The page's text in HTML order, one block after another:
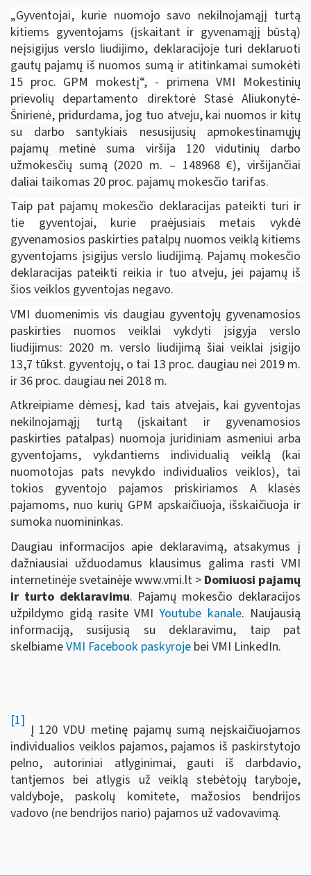
„Gyventojai, kurie nuomojo savo nekilnojamąjį turtą
kitiems gyventojams (įskaitant ir gyvenamąjį būstą)
neįsigijus verslo liudijimo, deklaracijoje turi deklaruoti
gautų pajamų iš nuomos sumą ir atitinkamai sumokėti
15 proc. GPM mokestį“, - primenaVMI Mokestinių
prievolių departamento direktorė Stasė Aliukonytė-
Šnirienė, pridurdama, jog tuo atveju, kai nuomos ir kitų
su darbo santykiais nesusijusių apmokestinamųjų
pajamų metinė suma viršija 120 vidutinių darbo
užmokesčių sumą (2020 m. – 148968 €), viršijančiai
daliai taikomas 20 proc. pajamų mokesčio tarifas.
Taip pat pajamų mokesčio deklaracijas pateikti turi ir
tie gyventojai, kurie praėjusiais metais vykdė
gyvenamosios paskirties patalpų nuomos veiklą kitiems
gyventojams įsigijus verslo liudijimą. Pajamų mokesčio
deklaracijas pateikti reikia ir tuo atveju, jei pajamų iš
šios veiklos gyventojas negavo.
VMI duomenimis vis daugiau gyventojų gyvenamosios
paskirties nuomos veiklai vykdyti įsigyja verslo
liudijimus: 2020 m. verslo liudijimą šiai veiklai įsigijo
13,7 tūkst. gyventojų, o tai 13 proc. daugiau nei 2019 m.
ir 36 proc. daugiau nei 2018 m.
Atkreipiame dėmesį, kad tais atvejais, kai gyventojas
nekilnojamąjį turtą (įskaitant ir gyvenamosios
paskirties patalpas) nuomoja juridiniam asmeniui arba
gyventojams, vykdantiems individualią veiklą (kai
nuomotojas pats nevykdo individualios veiklos), tai
tokios gyventojo pajamos priskiriamos A klasės
pajamoms, nuo kurių GPM apskaičiuoja, išskaičiuoja ir
sumoka nuomininkas.
Daugiau informacijos apie deklaravimą, atsakymus į
dažniausiai užduodamus klausimus galima rasti VMI
internetinėje svetainėje www.vmi.lt > Domiuosi pajamų
ir turto deklaravimu. Pajamų mokesčio deklaracijos
užpildymo gidą rasite VMIYoutube kanale. Naujausią
informaciją, susijusią su deklaravimu, taip pat
skelbiameVMI Facebook paskyroje bei VMI LinkedIn.
[1]
Į 120 VDU metinę pajamų sumą neįskaičiuojamos
individualios veiklos pajamos, pajamos iš paskirstytojo
pelno, autoriniai atlyginimai, gauti iš darbdavio,
tantjemos bei atlygis už veiklą stebėtojų taryboje,
valdyboje, paskolų komitete, mažosios bendrijos
vadovo (ne bendrijos nario) pajamos už vadovavimą.